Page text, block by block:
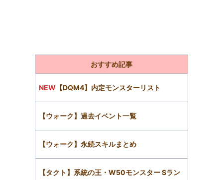
おすすめ記事
NEW 【DQM4】内定モンスターリスト
【ウォーク】過去イベント一覧
【ウォーク】永続スキルまとめ
【タクト】系統の王・W50モンスター Sラン